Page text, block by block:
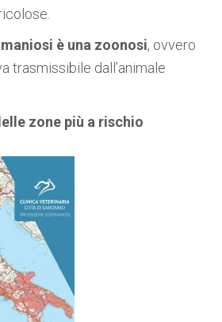
è una zoonosi, ovvero
trasmissibile dall’animale
zone più a rischio